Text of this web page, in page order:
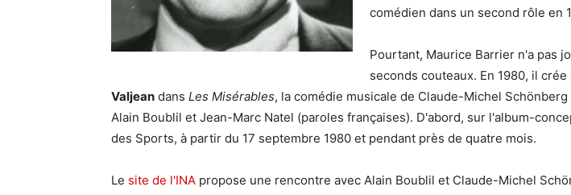
comédien dans un second rôle en
Pourtant, Maurice Barrier n'a pas
seconds couteaux. En 1980, il
Valjean dans Les Misérables, la comédie musicale de Claude-Michel
Alain Boublil et Jean-Marc Natel (paroles françaises). D'abord, sur l'album-
des Sports, à partir du 17 septembre 1980 et pendant près de quatre mois.
Le site de l'INA propose une rencontre avec Alain Boublil et Claude-Michel